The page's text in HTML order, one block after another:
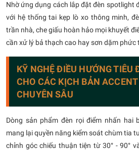
Nhờ ứng dụng cách lắp đặt đèn spotlight
với hệ thống tai kẹp lò xo thông minh,
trần nhà, che giấu hoàn hảo mọi khuyết
cần xử lý bả thạch cao hay sơn dặm phức
KỸ NGHỆ ĐIỀU HƯỚNG TIÊU
CHO CÁC KỊCH BẢN
CHUYÊN SÂU
Dòng sản phẩm đèn rọi điểm nhấn hai
mang lại quyền năng kiểm soát chùm tia
chỉnh góc chiếu thuận tiện từ 30° - 90°